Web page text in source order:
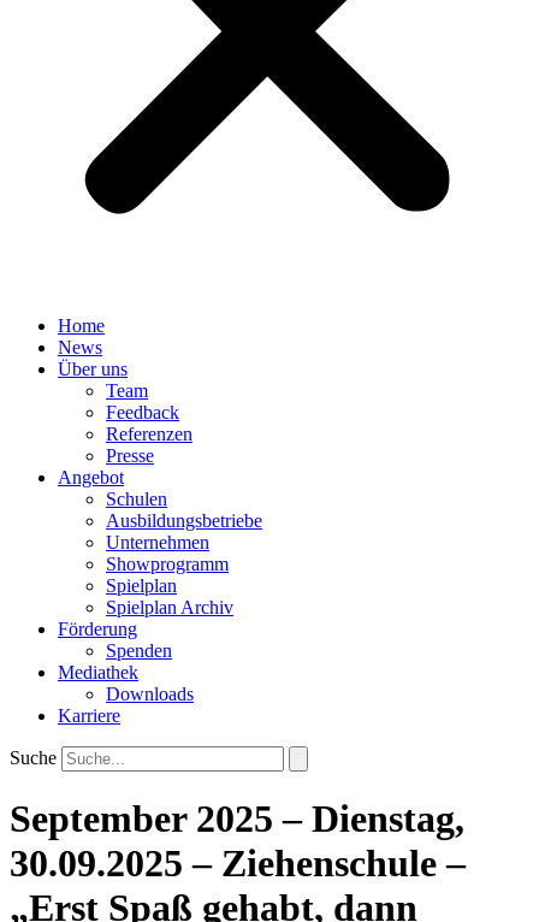
Home
News
Über uns
Team
Feedback
Referenzen
Presse
Angebot
Schulen
Ausbildungsbetriebe
Unternehmen
Showprogramm
Spielplan
Spielplan Archiv
Förderung
Spenden
Mediathek
Downloads
Karriere
Suche
September 2025 – Dienstag,
30.09.2025 – Ziehenschule –
„Erst Spaß gehabt, dann